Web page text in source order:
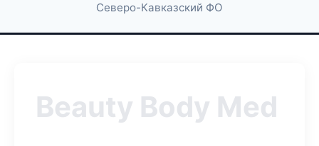
Северо-Кавказский ФО
Beauty Body Med